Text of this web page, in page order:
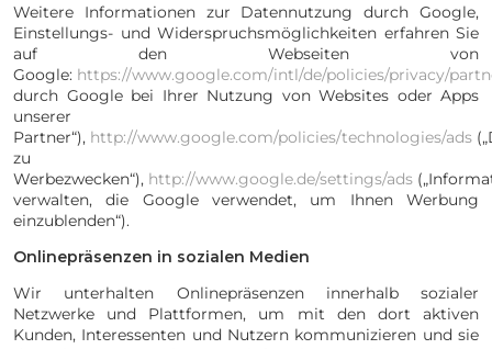
Weitere Informationen zur Datennutzung durch Google,
Einstellungs- und Widerspruchsmöglichkeiten erfahren Sie
auf den Webseiten von
Google: https://www.google.com/intl/de/policies/privacy/
durch Google bei Ihrer Nutzung von Websites oder Apps
unserer
Partner“), http://www.google.com/policies/technologies/ads
zu
Werbezwecken“), http://www.google.de/settings/ads
verwalten, die Google verwendet, um Ihnen Werbung
einzublenden“).
Onlinepräsenzen in sozialen Medien
Wir unterhalten Onlinepräsenzen innerhalb sozialer
Netzwerke und Plattformen, um mit den dort aktiven
Kunden, Interessenten und Nutzern kommunizieren und sie